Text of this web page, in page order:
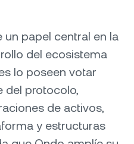
un papel central en la
del ecosistema
lo poseen votar
del protocolo,
de activos,
y estructuras